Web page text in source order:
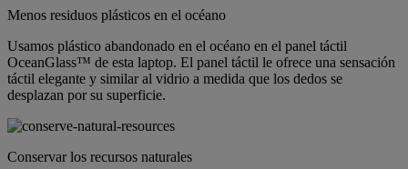
Menos residuos plásticos en el océano
Usamos plástico abandonado en el océano en el panel táctil
OceanGlass™ de esta laptop. El panel táctil le ofrece una sensación
táctil elegante y similar al vidrio a medida que los dedos se
desplazan por su superficie.
Conservar los recursos naturales